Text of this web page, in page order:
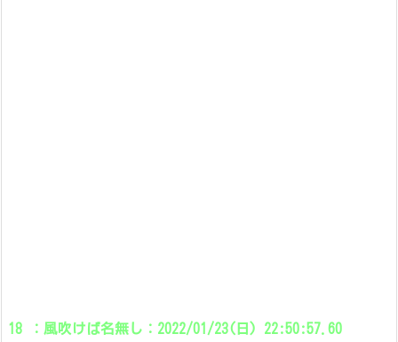
18 ：風吹けば名無し：2022/01/23(日) 22:50:57.60